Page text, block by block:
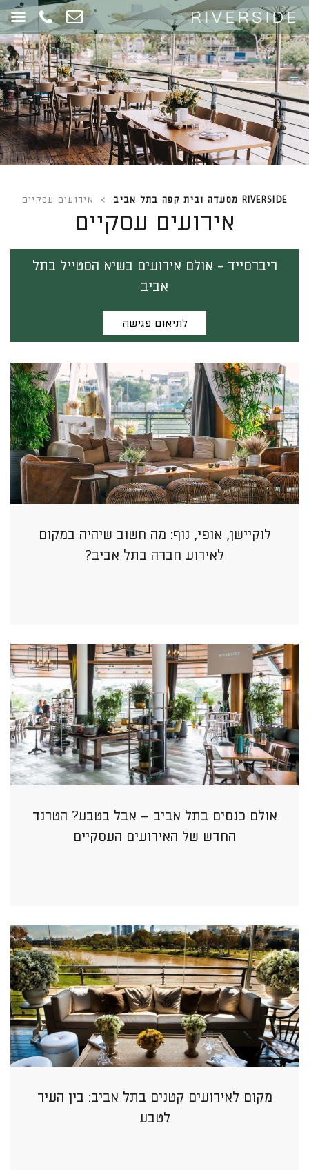
RIVERSIDE מסעדה ובית קפה בתל אביב > אירועים עסקיים
אירועים עסקיים
ריברסייד - אולם אירועים בשיא הסטייל בתל
אביב
לתיאום פגישה
לוקיישן, אופי, נוף: מה חשוב שיהיה במקום
לאירוע חברה בתל אביב?
אולם כנסים בתל אביב – אבל בטבע? הטרנד
החדש של האירועים העסקיים
מקום לאירועים קטנים בתל אביב: בין העיר
לטבע